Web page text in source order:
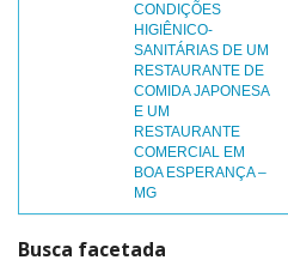
CONDIÇÕES
HIGIÊNICO-
SANITÁRIAS DE UM
RESTAURANTE DE
COMIDA JAPONESA
E UM
RESTAURANTE
COMERCIAL EM
BOA ESPERANÇA –
MG
Busca facetada